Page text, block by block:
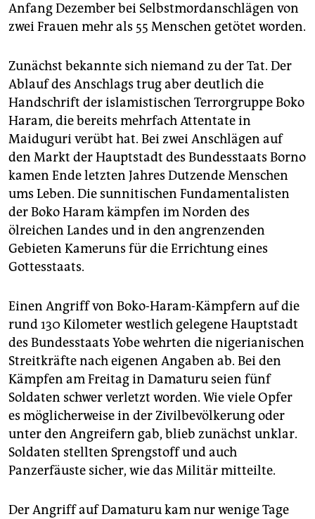
Anfang Dezember bei Selbstmordanschlägen von
zwei Frauen mehr als 55 Menschen getötet worden.
Zunächst bekannte sich niemand zu der Tat. Der
Ablauf des Anschlags trug aber deutlich die
Handschrift der islamistischen Terrorgruppe Boko
Haram, die bereits mehrfach Attentate in
Maiduguri verübt hat. Bei zwei Anschlägen auf
den Markt der Hauptstadt des Bundesstaats Borno
kamen Ende letzten Jahres Dutzende Menschen
ums Leben. Die sunnitischen Fundamentalisten
der Boko Haram kämpfen im Norden des
ölreichen Landes und in den angrenzenden
Gebieten Kameruns für die Errichtung eines
Gottesstaats.
Einen Angriff von Boko-Haram-Kämpfern auf die
rund 130 Kilometer westlich gelegene Hauptstadt
des Bundesstaats Yobe wehrten die nigerianischen
Streitkräfte nach eigenen Angaben ab. Bei den
Kämpfen am Freitag in Damaturu seien fünf
Soldaten schwer verletzt worden. Wie viele Opfer
es möglicherweise in der Zivilbevölkerung oder
unter den Angreifern gab, blieb zunächst unklar.
Soldaten stellten Sprengstoff und auch
Panzerfäuste sicher, wie das Militär mitteilte.
Der Angriff auf Damaturu kam nur wenige Tage